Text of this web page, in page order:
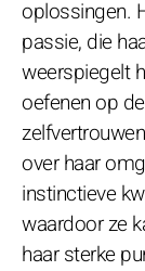
oplossingen.
passie, die
weerspiegelt
oefenen op
over haar
instinctieve
waardoor ze
haar sterke